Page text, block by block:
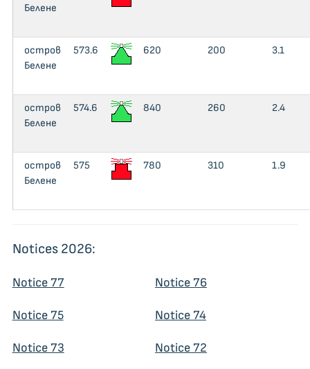
Белене
остров
Белене
573.6 620 200 3.1
остров
Белене
574.6 840 260 2.4
остров
Белене
575 780 310 1.9
Notices 2026:
Notice 77 Notice 76
Notice 75 Notice 74
Notice 73 Notice 72